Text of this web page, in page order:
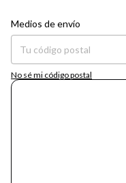
Entregas para el CP:
Medios de envío
No sé mi código postal